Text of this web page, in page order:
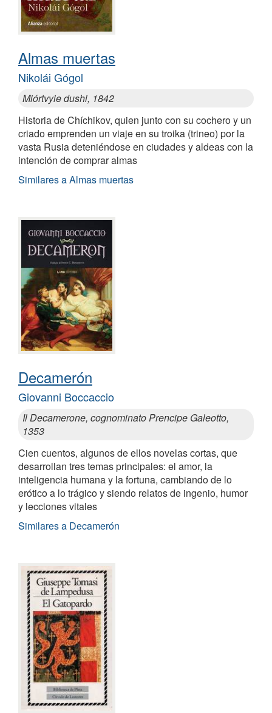
Almas muertas
Nikolái Gógol
Miórtvyie dushi, 1842
Historia de Chíchikov, quien junto con su cochero y un
criado emprenden un viaje en su troika (trineo) por la
vasta Rusia deteniéndose en ciudades y aldeas con la
intención de comprar almas
Similares a Almas muertas
Decamerón
Giovanni Boccaccio
Il Decamerone, cognominato Prencipe Galeotto,
1353
Cien cuentos, algunos de ellos novelas cortas, que
desarrollan tres temas principales: el amor, la
inteligencia humana y la fortuna, cambiando de lo
erótico a lo trágico y siendo relatos de ingenio, humor
y lecciones vitales
Similares a Decamerón